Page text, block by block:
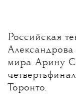
Российская
мира Арину
Торонто.